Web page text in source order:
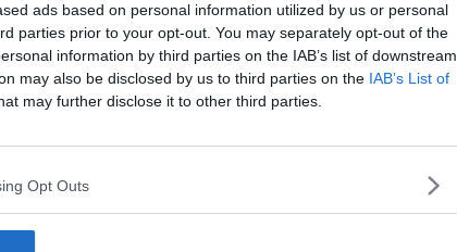
ads based on personal information utilized by us or personal
parties prior to your opt-out. You may separately opt-out of the
information by third parties on the IAB’s list of downstream
may also be disclosed by us to third parties on the IAB’s List of
may further disclose it to other third parties.
Opt Outs